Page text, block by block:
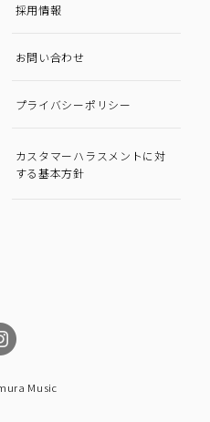
採用情報
お問い合わせ
プライバシーポリシー
カスタマーハラスメントに対
する基本方針
Music